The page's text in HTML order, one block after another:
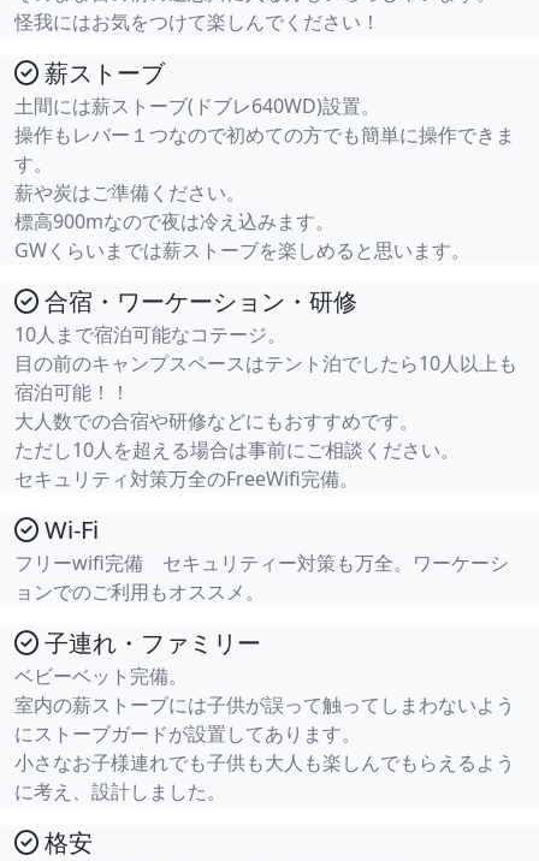
怪我にはお気をつけて楽しんでください！
薪ストーブ
土間には薪ストーブ(ドブレ640WD)設置。
操作もレバー１つなので初めての方でも簡単に操作できま
す。
薪や炭はご準備ください。
標高900mなので夜は冷え込みます。
GWくらいまでは薪ストーブを楽しめると思います。
合宿・ワーケーション・研修
10人まで宿泊可能なコテージ。
目の前のキャンプスペースはテント泊でしたら10人以上も
宿泊可能！！
大人数での合宿や研修などにもおすすめです。
ただし10人を超える場合は事前にご相談ください。
セキュリティ対策万全のFreeWifi完備。
Wi-Fi
フリーwifi完備 セキュリティー対策も万全。ワーケーシ
ョンでのご利用もオススメ。
子連れ・ファミリー
ベビーベット完備。
室内の薪ストーブには子供が誤って触ってしまわないよう
にストーブガードが設置してあります。
小さなお子様連れでも子供も大人も楽しんでもらえるよう
に考え、設計しました。
格安